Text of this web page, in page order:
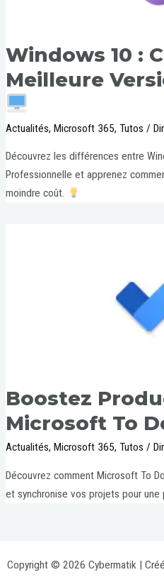
Windows 10 :
Meilleure
Actualités,Microsoft 365,Tutos /
Découvrez les différences entre
Professionnelle et apprenez
moindre coût.
Boostez
Microsoft To
Actualités,Microsoft 365,Tutos /
Découvrez comment Microsoft To
et synchronise vos projets pour une
Copyright © 2026 Cybermatik |